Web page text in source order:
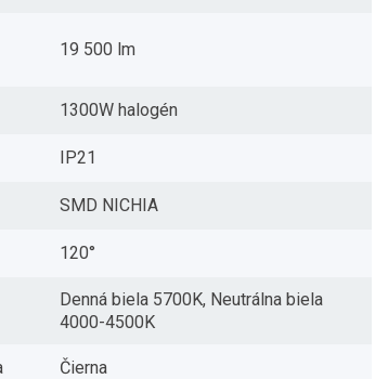
19 500 lm
1300W halogén
IP21
SMD NICHIA
120°
Denná biela 5700K, Neutrálna biela
4000-4500K
Čierna